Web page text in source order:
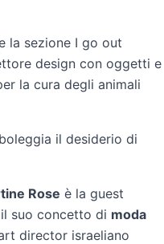
la sezione I go out
design con oggetti e
la cura degli animali
il desiderio di
Rose è la guest
suo concetto di moda
director israeliano